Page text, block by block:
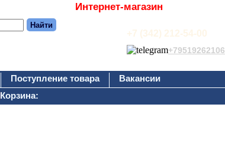
Интернет-магазин
+7 (342) 212-54-00
+79519262106
Поступление товара
Вакансии
Корзина: